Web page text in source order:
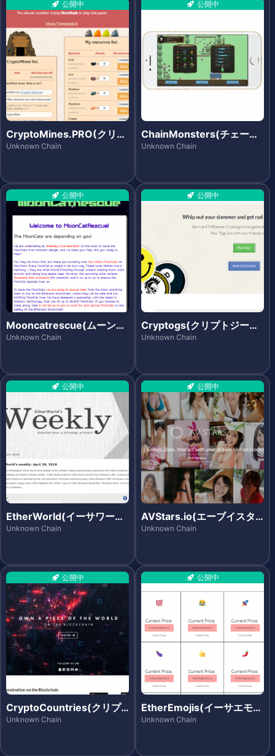
公開中
CryptoMines.PRO(クリプ
トマインズ.プロ)
Unknown Chain
公開中
ChainMonsters(チェーン
モンスターズ)
Unknown Chain
公開中
Mooncatrescue(ムーンキ
ャットレスキュー)
Unknown Chain
公開中
Cryptogs(クリプトジーエ
ス)
Unknown Chain
公開中
EtherWorld(イーサワール
ド)
Unknown Chain
公開中
AVStars.io(エーブイスタ
ーズ)
Unknown Chain
公開中
CryptoCountries(クリプ
トカントリーズ)
Unknown Chain
公開中
EtherEmojis(イーサエモジ
ズ)
Unknown Chain